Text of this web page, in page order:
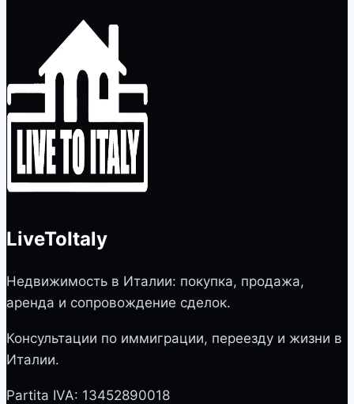
LiveToItaly
Недвижимость в Италии: покупка, продажа,
аренда и сопровождение сделок.
Консультации по иммиграции, переезду и жизни в
Италии.
Partita IVA: 13452890018